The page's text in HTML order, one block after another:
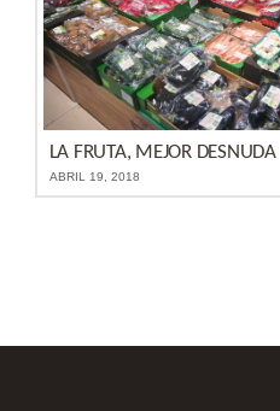
LA FRUTA, MEJOR DESNUDA
ABRIL 19, 2018